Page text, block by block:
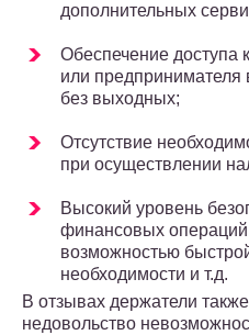
дополнительных
Обеспечение доступа
или предпринимателя
без выходных;
Отсутствие
при осуществлении
Высокий уровень
финансовых операций
возможностью
необходимости и т.д.
В отзывах держатели
недовольство